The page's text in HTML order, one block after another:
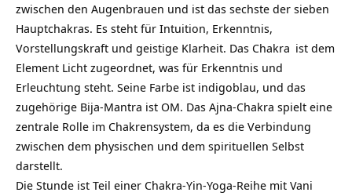
zwischen den Augenbrauen und ist das sechste der sieben
Hauptchakras. Es steht für Intuition, Erkenntnis,
Vorstellungskraft und geistige Klarheit. Das Chakra ist dem
Element Licht zugeordnet, was für Erkenntnis und
Erleuchtung steht. Seine Farbe ist indigoblau, und das
zugehörige Bija-Mantra ist OM. Das Ajna-Chakra spielt eine
zentrale Rolle im Chakrensystem, da es die Verbindung
zwischen dem physischen und dem spirituellen Selbst
darstellt.
Die Stunde ist Teil einer Chakra-Yin-Yoga-Reihe mit Vani